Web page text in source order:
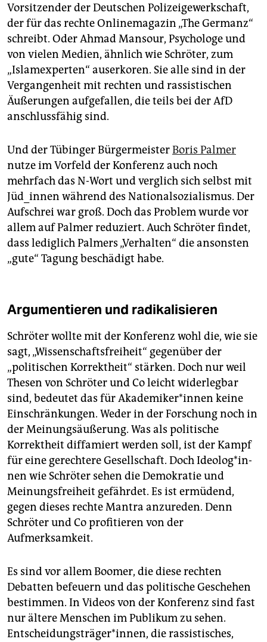
Vorsitzender der Deutschen Polizeigewerkschaft,
der für das rechte Onlinemagazin „The Germanz“
schreibt. Oder Ahmad Mansour, Psychologe und
von vielen Medien, ähnlich wie Schröter, zum
„Islamexperten“ auserkoren. Sie alle sind in der
Vergangenheit mit rechten und rassistischen
Äußerungen aufgefallen, die teils bei der AfD
anschlussfähig sind.
Und der Tübinger BürgermeisterBoris Palmer
nutze im Vorfeld der Konferenz auch noch
mehrfach das N-Wort und verglich sich selbst mit
Jüd_innen während des Nationalsozialismus. Der
Aufschrei war groß. Doch das Problem wurde vor
allem auf Palmer reduziert. Auch Schröter findet,
dass lediglich Palmers „Verhalten“ die ansonsten
„gute“ Tagung beschädigt habe.
Argumentieren und radikalisieren
Schröter wollte mit der Konferenz wohl die, wie sie
sagt, „Wissenschaftsfreiheit“ gegenüber der
„politischen Korrektheit“ stärken. Doch nur weil
Thesen von Schröter und Co leicht widerlegbar
sind, bedeutet das für Aka­de­mi­ke­r*in­nen keine
Einschränkungen. Weder in der Forschung noch in
der Meinungsäußerung. Was als politische
Korrektheit diffamiert werden soll, ist der Kampf
für eine gerechtere Gesellschaft. Doch Ideo­lo­g*in­
nen wie Schröter sehen die Demokratie und
Meinungsfreiheit gefährdet. Es ist ermüdend,
gegen dieses rechte Mantra anzureden. Denn
Schröter und Co profitieren von der
Aufmerksamkeit.
Es sind vor allem Boomer, die diese rechten
Debatten befeuern und das politische Geschehen
bestimmen. In Videos von der Konferenz sind fast
nur ältere Menschen im Publikum zu sehen.
Entscheidungsträger*innen, die rassistisches,